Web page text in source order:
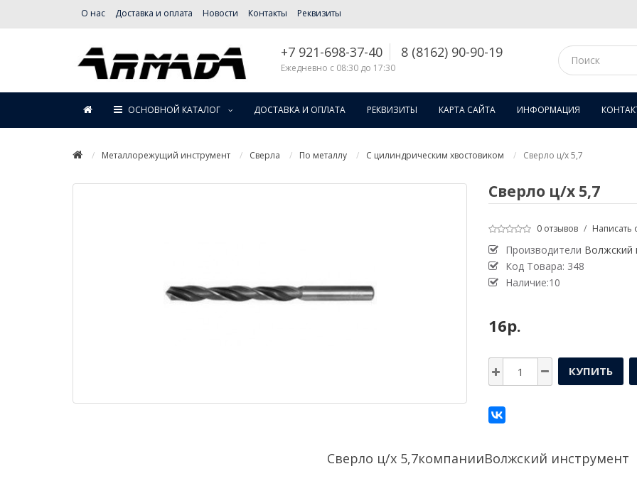
О нас Доставка и оплата Новости Контакты Реквизиты
+7 921-698-37-40 8 (8162) 90-90-19
Ежедневно с 08:30 до 17:30
ОСНОВНОЙ КАТАЛОГ ДОСТАВКА И ОПЛАТА РЕКВИЗИТЫ КАРТА САЙТА ИНФОРМАЦИЯ
Металлорежущий инструмент Сверла По металлу С цилиндрическим хвостовиком Сверло ц/х 5,7
Сверло ц/х 5,7
0 отзывов / Написать
Производители Волжский
Код Товара: 348
Наличие:10
16р.
КУПИТЬ
Сверло ц/х 5,7компанииВолжский инструмент